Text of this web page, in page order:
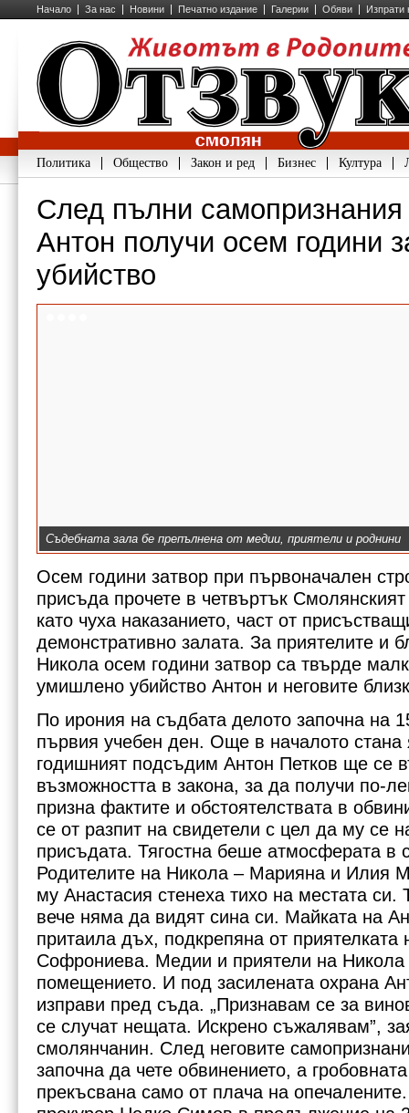
Начало За нас Новини Печатно издание Галерии Обяви Изпрати
Политика Общество Закон и ред Бизнес Култура
След пълни
Антон получи осем години
убийство
Съдебната зала бе препълнена от медии, приятели и роднини
Антон Петков пред съда
С белезници и под засилена охрана подсъдимият бе доведен в
залата.
Осем години затвор при първоначален
присъда прочете в четвъртък
като чуха наказанието, част от
демонстративно залата. За приятелите и
Никола осем години затвор са твърде
умишлено убийство Антон и неговите
По ирония на съдбата делото започна на
първия учебен ден. Още в началото стана
годишният подсъдим Антон Петков ще се
възможността в закона, за да получи по-
призна фактите и обстоятелствата в
се от разпит на свидетели с цел да му се
присъдата. Тягостна беше атмосферата в
Родителите на Никола – Марияна и Илия
му Анастасия стенеха тихо на местата си.
вече няма да видят сина си. Майката на
притаила дъх, подкрепяна от
Софрониева. Медии и приятели на
помещението. И под засилената охрана
изправи пред съда. „Признавам се за
се случат нещата. Искрено съжалявам”,
смолянчанин. След неговите
започна да чете обвинението, а
прекъсвана само от плача на